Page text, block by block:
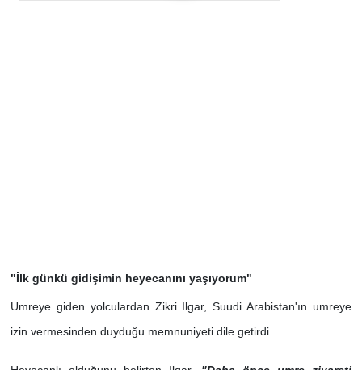
"İlk günkü gidişimin heyecanını yaşıyorum"
Umreye giden yolculardan Zikri Ilgar, Suudi Arabistan'ın umreye
izin vermesinden duyduğu memnuniyeti dile getirdi.